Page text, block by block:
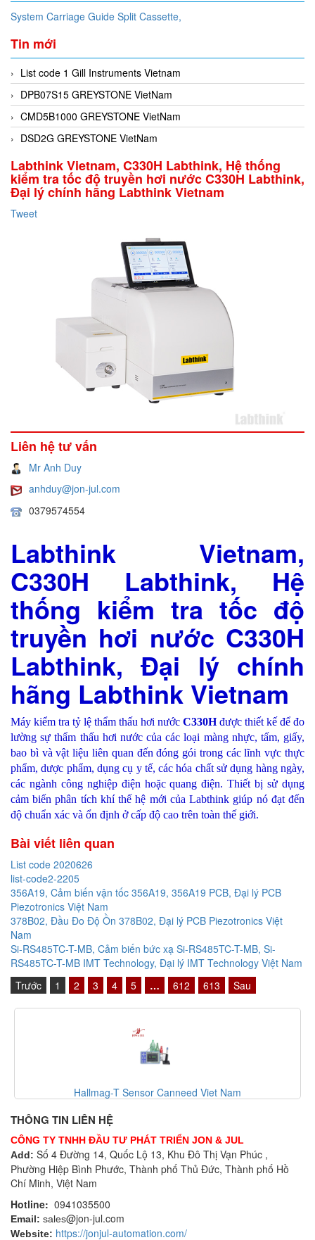
System Carriage Guide Split Cassette,
Tin mới
List code 1 Gill Instruments Vietnam
DPB07S15 GREYSTONE VietNam
CMD5B1000 GREYSTONE VietNam
DSD2G GREYSTONE VietNam
Labthink Vietnam, C330H Labthink, Hệ thống
kiểm tra tốc độ truyền hơi nước C330H Labthink,
Đại lý chính hãng Labthink Vietnam
Tweet
Liên hệ tư vấn
Mr Anh Duy
anhduy@jon-jul.com
0379574554
Labthink Vietnam,
C330H Labthink, Hệ
thống kiểm tra tốc độ
truyền hơi nước C330H
Labthink, Đại lý chính
hãng Labthink Vietnam
Máy kiểm tra tỷ lệ thẩm thấu hơi nước C330Hđược thiết kế để đo
lường sự thẩm thấu hơi nước của các loại màng nhực, tấm, giấy,
bao bì và vật liệu liên quan đến đóng gói trong các lĩnh vực thực
phẩm, dược phẩm, dụng cụ y tế, các hóa chất sử dụng hàng ngày,
các ngành công nghiệp điện hoặc quang điện. Thiết bị sử dụng
cảm biến phân tích khí thế hệ mới của Labthink giúp nó đạt đến
độ chuẩn xác và ổn định ở cấp độ cao trên toàn thế giới.
Bài viết liên quan
List code 2020626
list-code2-2205
356A19, Cảm biến vận tốc 356A19, 356A19 PCB, Đại lý PCB
Piezotronics Việt Nam
378B02, Đầu Đo Độ Ồn 378B02, Đại lý PCB Piezotronics Việt
Nam
Si-RS485TC-T-MB, Cảm biến bức xạ Si-RS485TC-T-MB, Si-
RS485TC-T-MB IMT Technology, Đại lý IMT Technology Việt Nam
Trước
1 2 3 4 5 … 612 613 Sau
Hallmag-T Sensor Canneed Viet Nam
THÔNG TIN LIÊN HỆ
CÔNG TY TNHH ĐẦU TƯ PHÁT TRIỂN JON & JUL
Add: Số 4 Đường 14, Quốc Lộ 13, Khu Đô Thị Vạn Phúc ,
Phường Hiệp Bình Phước, Thành phố Thủ Đức, Thành phố Hồ
Chí Minh, Việt Nam
Hotline: 0941035500
Email: sales@jon-jul.com
Website: https://jonjul-automation.com/